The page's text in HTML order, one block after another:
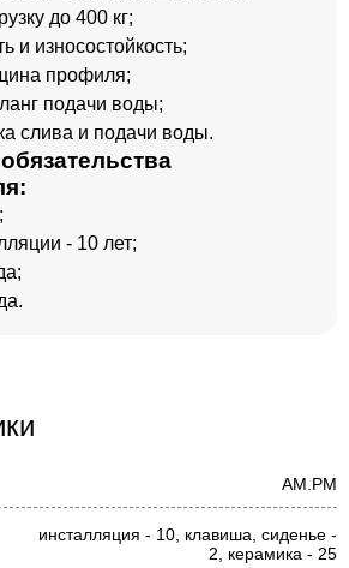
до 400 кг;
и износостойкость;
профиля;
подачи воды;
слива и подачи воды.
- 10 лет;
AM.PM
инсталляция - 10, клавиша, сиденье -
2, керамика - 25